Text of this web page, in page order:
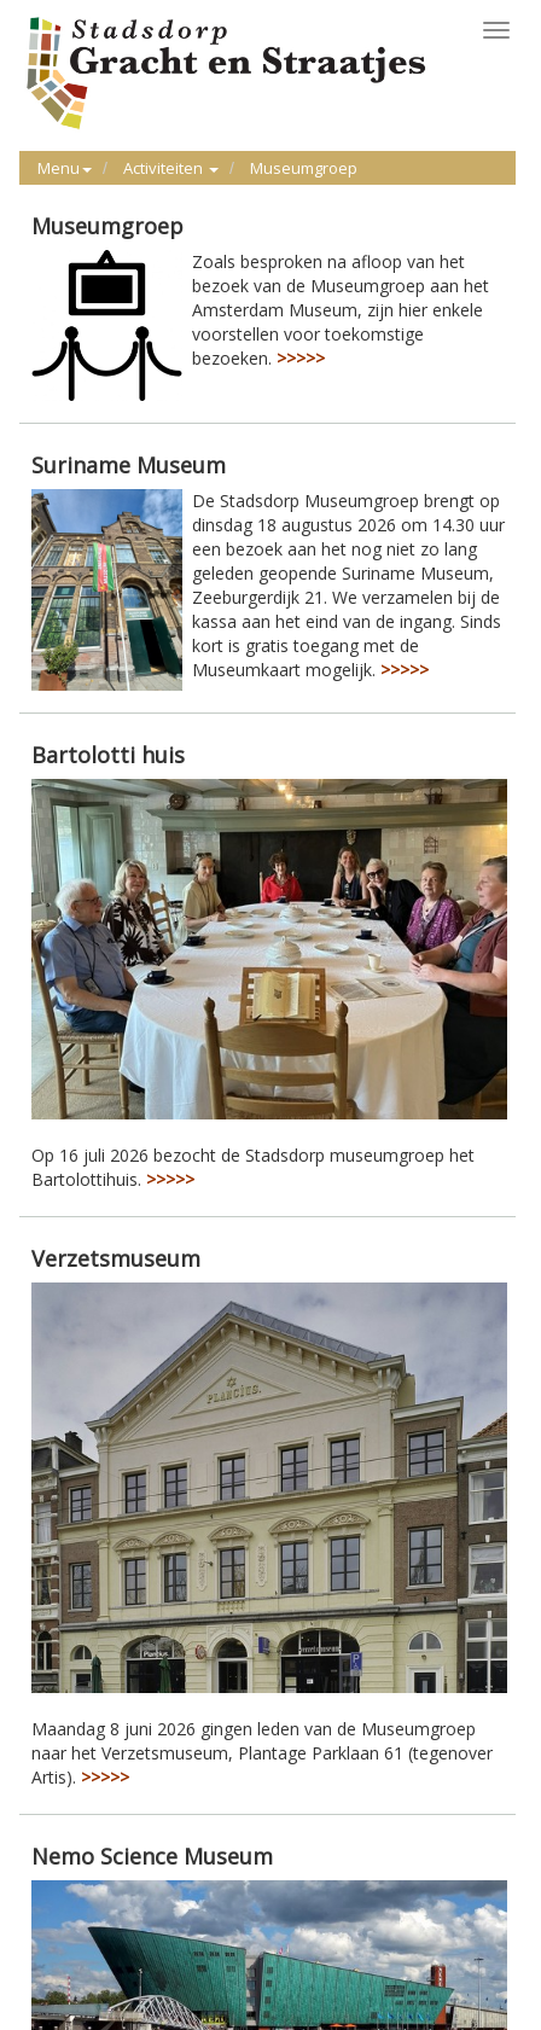
Menu Activiteiten Museumgroep
Museumgroep
Zoals besproken na afloop van het
bezoek van de Museumgroep aan het
Amsterdam Museum, zijn hier enkele
voorstellen voor toekomstige
bezoeken. >>>>>
Suriname Museum
De Stadsdorp Museumgroep brengt op
dinsdag 18 augustus 2026 om 14.30 uur
een bezoek aan het nog niet zo lang
geleden geopende Suriname Museum,
Zeeburgerdijk 21. We verzamelen bij de
kassa aan het eind van de ingang. Sinds
kort is gratis toegang met de
Museumkaart mogelijk. >>>>>
Bartolotti huis
Op 16 juli 2026 bezocht de Stadsdorp museumgroep het
Bartolottihuis. >>>>>
Verzetsmuseum
Maandag 8 juni 2026 gingen leden van de Museumgroep
naar het Verzetsmuseum, Plantage Parklaan 61 (tegenover
Artis). >>>>>
Nemo Science Museum